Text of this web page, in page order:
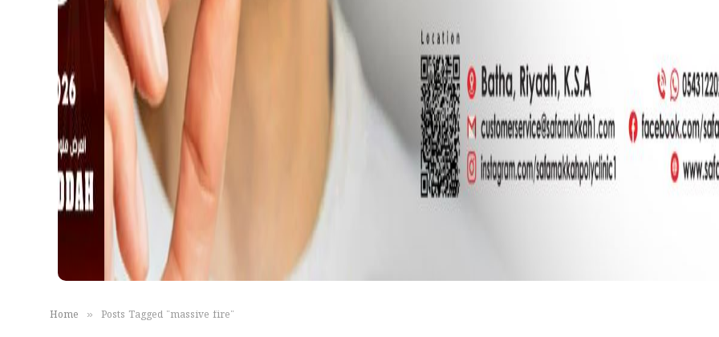
Home » Posts Tagged "massive fire"